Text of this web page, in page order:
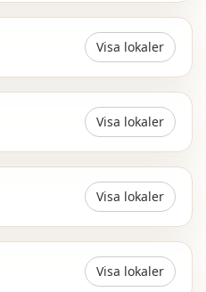
Visa lokaler
Visa lokaler
Visa lokaler
Visa lokaler